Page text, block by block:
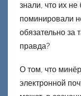
знали, что их не
поминировали
обязательно за
правда?
О том, что
электронной